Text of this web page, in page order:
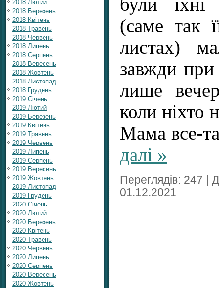
2018 Лютий
2018 Березень
2018 Квітень
2018 Травень
2018 Червень
2018 Липень
2018 Серпень
2018 Вересень
2018 Жовтень
2018 Листопад
2018 Грудень
2019 Січень
2019 Лютий
2019 Березень
2019 Квітень
2019 Травень
2019 Червень
2019 Липень
2019 Серпень
2019 Вересень
2019 Жовтень
2019 Листопад
2019 Грудень
2020 Січень
2020 Лютий
2020 Березень
2020 Квітень
2020 Травень
2020 Червень
2020 Липень
2020 Серпень
2020 Вересень
2020 Жовтень
були їхні
(саме так
листах)
завжди при
лише
коли ніхто
Мама все-
далі »
Переглядів: 247 |
01.12.2021